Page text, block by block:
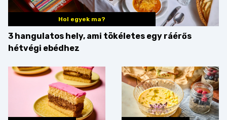
Hol egyek ma?
3 hangulatos hely, ami tökéletes egy ráérős
hétvégi ebédhez